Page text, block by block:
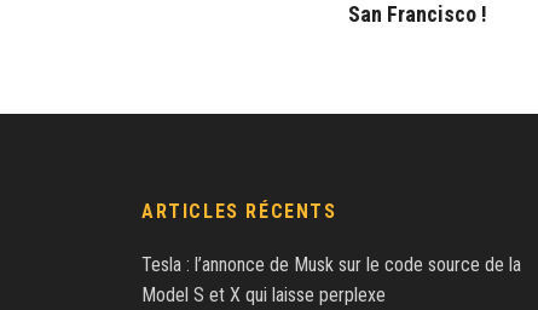
San Francisco !
ARTICLES RÉCENTS
Tesla : l’annonce de Musk sur le code source de la
Model S et X qui laisse perplexe